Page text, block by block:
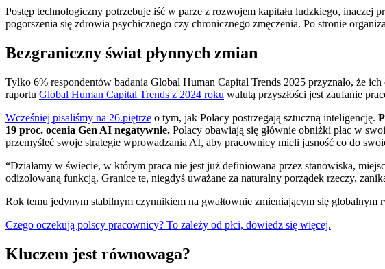
Postęp technologiczny potrzebuje iść w parze z rozwojem kapitału ludzkiego, inaczej
pogorszenia się zdrowia psychicznego czy chronicznego zmęczenia. Po stronie
Bezgraniczny świat płynnych zmian
Tylko 6% respondentów badania Global Human Capital Trends 2025 przyznało, że
raportu Global Human Capital Trends z 2024 roku walutą przyszłości jest zaufanie
Wcześniej pisaliśmy na 26.piętrze o tym, jak Polacy postrzegają sztuczną inteligencję.
19 proc. ocenia Gen AI negatywnie. Polacy obawiają się głównie obniżki płac w
przemyśleć swoje strategie wprowadzania AI, aby pracownicy mieli jasność co do
“Działamy w świecie, w którym praca nie jest już definiowana przez stanowiska,
odizolowaną funkcją. Granice te, niegdyś uważane za naturalny porządek rzeczy,
Rok temu jedynym stabilnym czynnikiem na gwałtownie zmieniającym się globalnym
Czego oczekują polscy pracownicy? To zależy od płci, dowiedz się więcej.
Kluczem jest równowaga?